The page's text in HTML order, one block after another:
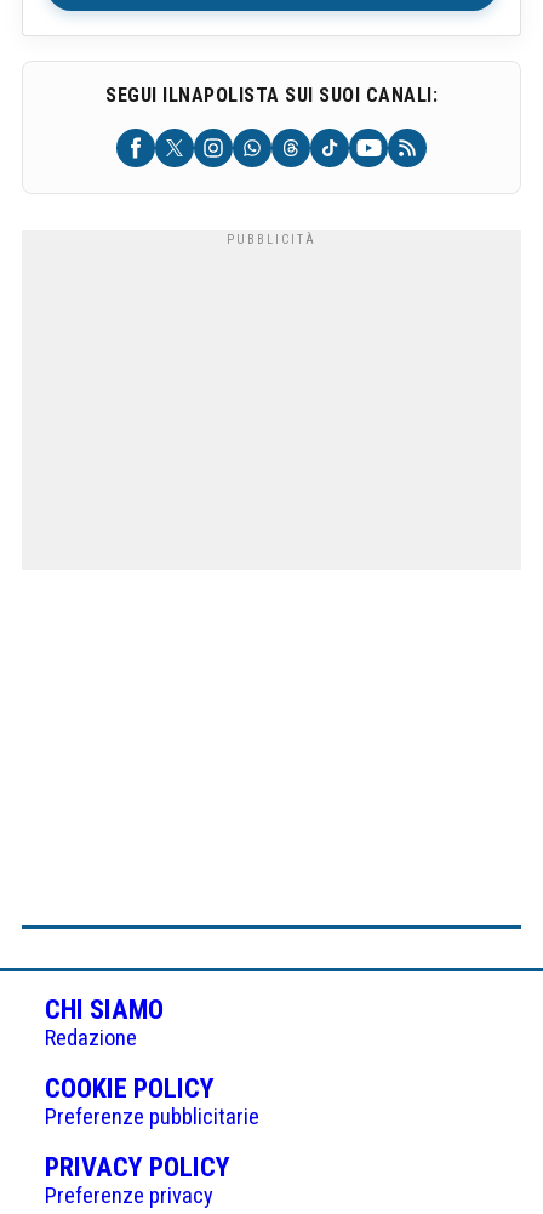
SEGUI ILNAPOLISTA SUI SUOI CANALI:
CHI SIAMO
Redazione
COOKIE POLICY(APRE
IN
UNA
NUOVA
Preferenze pubblicitarie
PRIVACY POLICY(APRE
Preferenze privacy